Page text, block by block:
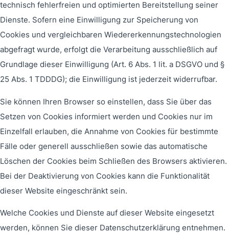
technisch fehlerfreien und optimierten Bereitstellung seiner
Dienste. Sofern eine Einwilligung zur Speicherung von
Cookies und vergleichbaren Wiedererkennungstechnologien
abgefragt wurde, erfolgt die Verarbeitung ausschließlich auf
Grundlage dieser Einwilligung (Art. 6 Abs. 1 lit. a DSGVO und §
25 Abs. 1 TDDDG); die Einwilligung ist jederzeit widerrufbar.
Sie können Ihren Browser so einstellen, dass Sie über das
Setzen von Cookies informiert werden und Cookies nur im
Einzelfall erlauben, die Annahme von Cookies für bestimmte
Fälle oder generell ausschließen sowie das automatische
Löschen der Cookies beim Schließen des Browsers aktivieren.
Bei der Deaktivierung von Cookies kann die Funktionalität
dieser Website eingeschränkt sein.
Welche Cookies und Dienste auf dieser Website eingesetzt
werden, können Sie dieser Datenschutzerklärung entnehmen.